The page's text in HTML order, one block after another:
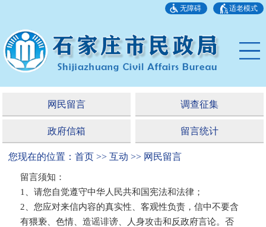
无障碍 适老模式
网民留言 调查征集
政府信箱 留言统计
您现在的位置：首页 >> 互动 >> 网民留言
留言须知：
1、请您自觉遵守中华人民共和国宪法和法律；
2、您应对来信内容的真实性、客观性负责，信中不要含
有猥亵、色情、造谣诽谤、人身攻击和反政府言论。否